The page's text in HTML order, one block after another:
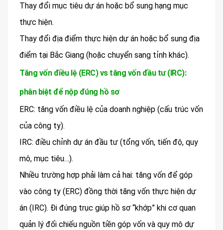
Thay đổi mục tiêu dự án hoặc bổ sung hạng mục
thực hiện.
Thay đổi địa điểm thực hiện dự án hoặc bổ sung địa
điểm tại Bắc Giang (hoặc chuyển sang tỉnh khác).
Tăng vốn điều lệ (ERC) vs tăng vốn đầu tư (IRC):
phân biệt để nộp đúng hồ sơ
ERC: tăng vốn điều lệ của doanh nghiệp (cấu trúc vốn
của công ty).
IRC: điều chỉnh dự án đầu tư (tổng vốn, tiến độ, quy
mô, mục tiêu…).
Nhiều trường hợp phải làm cả hai: tăng vốn để góp
vào công ty (ERC) đồng thời tăng vốn thực hiện dự
án (IRC). Đi đúng trục giúp hồ sơ “khớp” khi cơ quan
quản lý đối chiếu nguồn tiền góp vốn và quy mô dự